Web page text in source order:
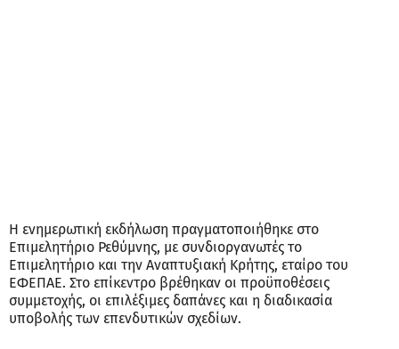
Η ενημερωτική εκδήλωση πραγματοποιήθηκε στο
Επιμελητήριο Ρεθύμνης, με συνδιοργανωτές το
Επιμελητήριο και την Αναπτυξιακή Κρήτης, εταίρο του
ΕΦΕΠΑΕ. Στο επίκεντρο βρέθηκαν οι προϋποθέσεις
συμμετοχής, οι επιλέξιμες δαπάνες και η διαδικασία
υποβολής των επενδυτικών σχεδίων.